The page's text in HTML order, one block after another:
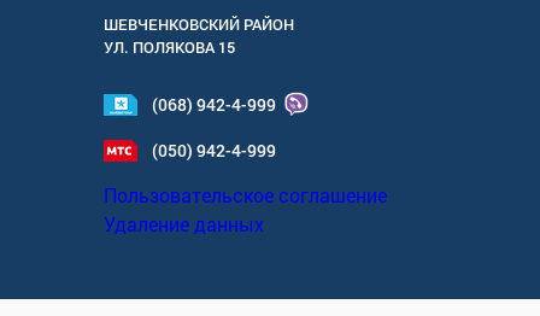
ШЕВЧЕНКОВСКИЙ РАЙОН
УЛ. ПОЛЯКОВА 15
(068) 942-4-999
(050) 942-4-999
Пользовательское соглашение
Удаление данных